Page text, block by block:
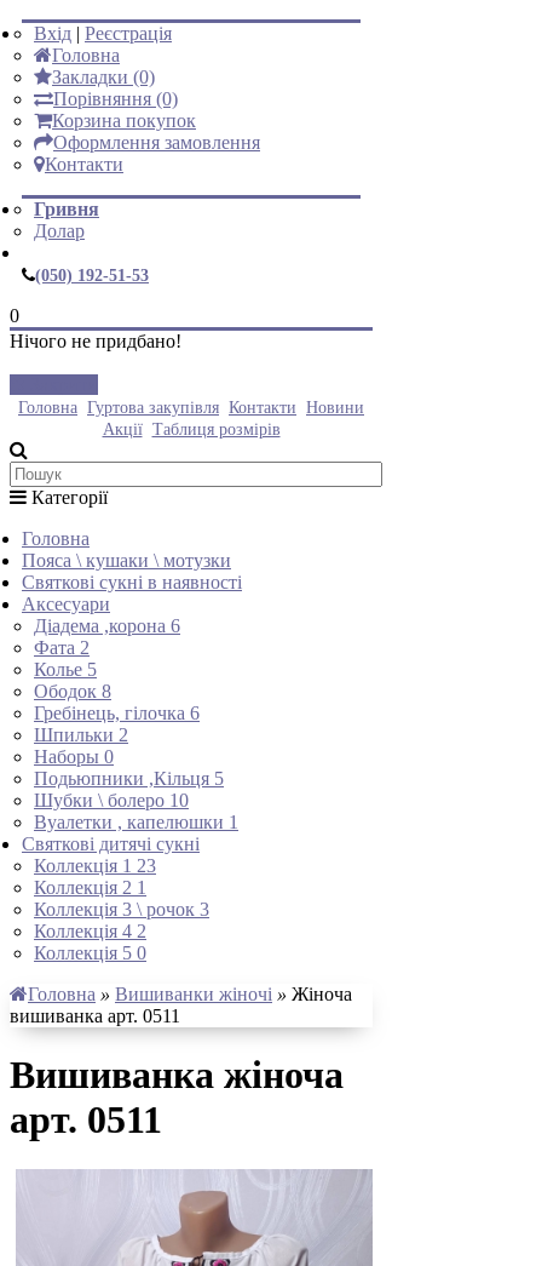
Вхід | Реєстрація
Головна
Закладки (0)
Порівняння (0)
Корзина покупок
Оформлення замовлення
Контакти
Гривня
Долар
(050) 192-51-53
0
Нічого не придбано!
Головна Гуртова закупівля Контакти Новини
Акції Таблиця розмірів
Категорії
Головна
Пояса \ кушаки \ мотузки
Святкові сукні в наявності
Аксесуари
Діадема ,корона 6
Фата 2
Колье 5
Ободок 8
Гребінець, гілочка 6
Шпильки 2
Наборы 0
Подьюпники ,Кільця 5
Шубки \ болеро 10
Вуалетки , капелюшки 1
Святкові дитячі сукні
Коллекція 1 23
Коллекція 2 1
Коллекція 3 \ рочок 3
Коллекція 4 2
Коллекція 5 0
Головна » Вишиванки жіночі » Жіноча
вишиванка арт. 0511
Вишиванка жіноча
арт. 0511